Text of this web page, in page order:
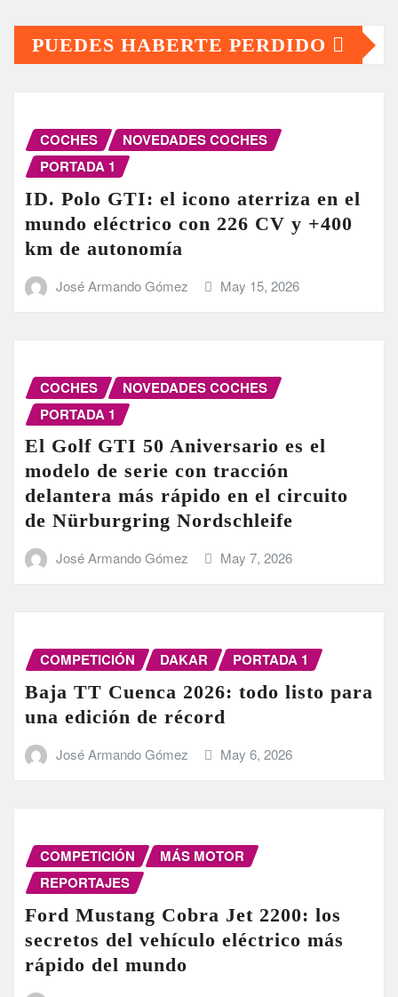
PUEDES HABERTE PERDIDO
COCHES
NOVEDADES COCHES
PORTADA 1
ID. Polo GTI: el icono aterriza en el
mundo eléctrico con 226 CV y +400
km de autonomía
José Armando Gómez May 15, 2026
COCHES
NOVEDADES COCHES
PORTADA 1
El Golf GTI 50 Aniversario es el
modelo de serie con tracción
delantera más rápido en el circuito
de Nürburgring Nordschleife
José Armando Gómez May 7, 2026
COMPETICIÓN DAKAR PORTADA 1
Baja TT Cuenca 2026: todo listo para
una edición de récord
José Armando Gómez May 6, 2026
COMPETICIÓN
MÁS MOTOR
REPORTAJES
Ford Mustang Cobra Jet 2200: los
secretos del vehículo eléctrico más
rápido del mundo